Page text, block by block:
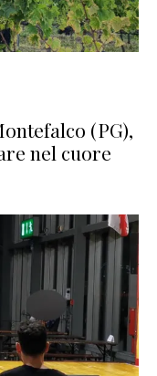
(PG),
nel cuore